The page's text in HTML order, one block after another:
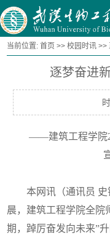
当前位置:首页 >>校园时讯 >>
逐梦奋进
——建筑工程学院
本网讯（通讯员
晨，建筑工程学院全院
期，踔厉奋发向未来”